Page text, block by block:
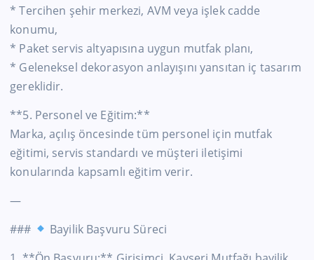
* Tercihen şehir merkezi, AVM veya işlek cadde
konumu,
* Paket servis altyapısına uygun mutfak planı,
* Geleneksel dekorasyon anlayışını yansıtan iç tasarım
gereklidir.
**5. Personel ve Eğitim:**
Marka, açılış öncesinde tüm personel için mutfak
eğitimi, servis standardı ve müşteri iletişimi
konularında kapsamlı eğitim verir.
—
###
Bayilik Başvuru Süreci